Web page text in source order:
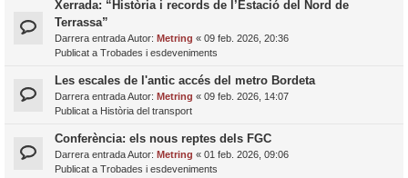
Xerrada: “Història i records de l’Estació del Nord de
Terrassa”
Darrera entrada Autor: Metring « 09 feb. 2026, 20:36
Publicat a Trobades i esdeveniments
Les escales de l'antic accés del metro Bordeta
Darrera entrada Autor: Metring « 09 feb. 2026, 14:07
Publicat a Història del transport
Conferència: els nous reptes dels FGC
Darrera entrada Autor: Metring « 01 feb. 2026, 09:06
Publicat a Trobades i esdeveniments